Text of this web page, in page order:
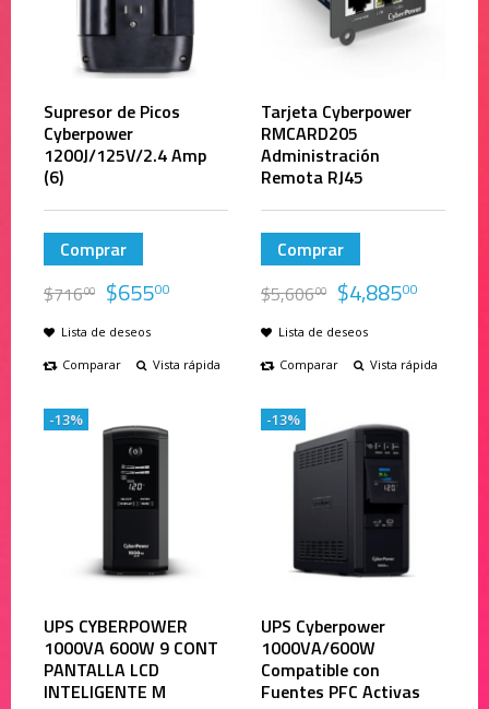
Supresor de Picos
Cyberpower
1200J/125V/2.4 Amp
(6)
Comprar
$71600 $65500
Lista de deseos
Comparar
Vista rápida
Tarjeta Cyberpower
RMCARD205
Administración
Remota RJ45
Comprar
$5,60600 $4,88500
Lista de deseos
Comparar
Vista rápida
UPS CYBERPOWER
1000VA 600W 9 CONT
PANTALLA LCD
INTELIGENTE M
-13%
UPS Cyberpower
1000VA/600W
Compatible con
Fuentes PFC Activas
-13%